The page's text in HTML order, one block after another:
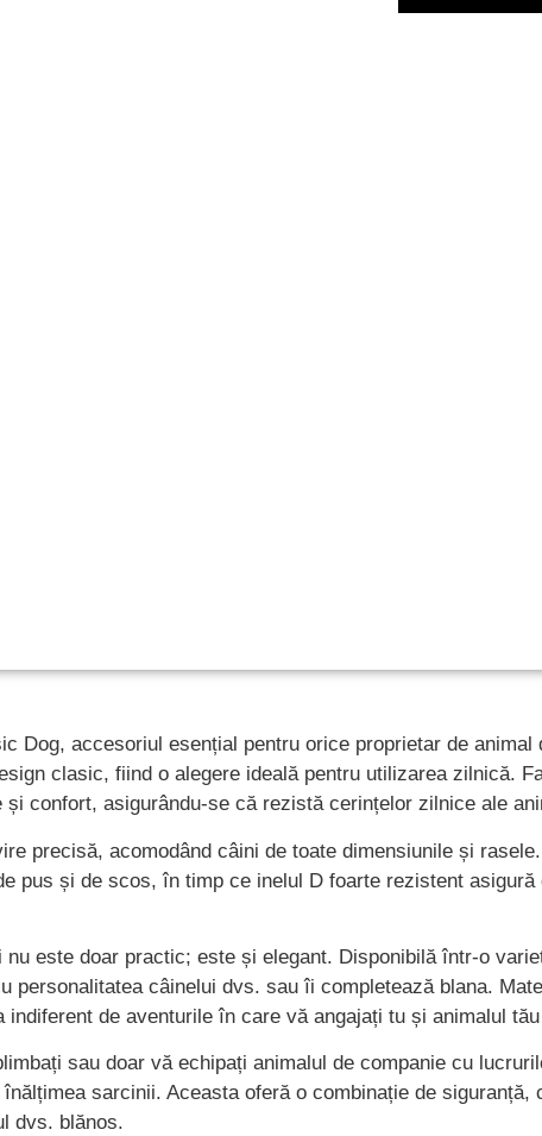
Dog, accesoriul esențial pentru orice proprietar de animal
clasic, fiind o alegere ideală pentru utilizarea zilnică.
confort, asigurându-se că rezistă cerințelor zilnice ale
precisă, acomodând câini de toate dimensiunile și
pus și de scos, în timp ce inelul D foarte rezistent
este doar practic; este și elegant. Disponibilă într-o
personalitatea câinelui dvs. sau îi completează blana.
de aventurile în care vă angajați tu și animalul
sau doar vă echipați animalul de companie cu
sarcinii. Aceasta oferă o combinație de siguranță,
dvs. blănos.